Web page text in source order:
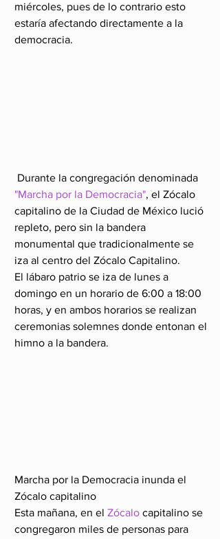
miércoles, pues de lo contrario esto
estaría afectando directamente a la
democracia.
Durante la congregación denominada
"Marcha por la Democracia", el Zócalo
capitalino de la Ciudad de México lució
repleto, pero sin la bandera
monumental que tradicionalmente se
iza al centro del Zócalo Capitalino.
El lábaro patrio se iza de lunes a
domingo en un horario de 6:00 a 18:00
horas, y en ambos horarios se realizan
ceremonias solemnes donde entonan el
himno a la bandera.
Marcha por la Democracia inunda el
Zócalo capitalino
Esta mañana, en el Zócalo capitalino se
congregaron miles de personas para